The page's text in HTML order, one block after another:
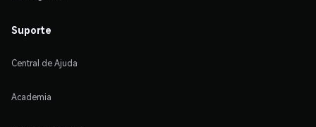
Suporte
Central de Ajuda
Academia